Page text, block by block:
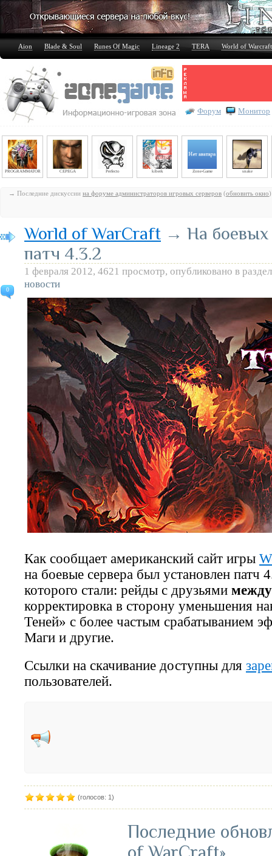
Aion Blade & Soul Runes Of Magic Lineage 2 TERA World of Warcraft
Форум Монитор
PROGRAMMATOR CEPEGA Perfecto kiberk Zone-Game snake
→ Последние дискуссии на форуме администраторов игровых серверов (обновить окно)
0
World of WarCraft → На боевых
патч 4.3.2
1 февраля 2012, 4621 просмотр, опубликовано в
новости
Как сообщает американский сайт игры
на боевые сервера был установлен
которого стали: рейды с друзьями
корректировка в сторону уменьшения
Теней» с более частым срабатыванием
Маги и другие.
Ссылки на скачивание доступны для
пользователей.
(голосов: 1)
Последние